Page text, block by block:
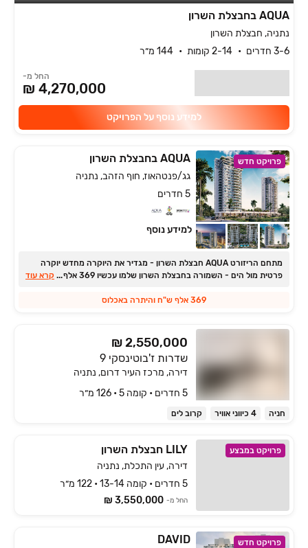
AQUA בחבצלת השרון
נתניה, חבצלת השרון
3-6 חדרים
2-14 קומות 144 מ״ר
החל מ-
4,270,000 ₪
למידע נוסף על הפרויקט
פרויקט חדש AQUA בחבצלת השרון
גג/פנטהאוז, חוף הזהב, נתניה
5 חדרים
למידע נוסף
מתחם הריזורט AQUA חבצלת השרון ‏- מגדיר את היוקרה מחדש יוקרה
פרטית מול הים ‏- השמורה בחבצלת השרון שלמו עכשיו 369 אלף ש"ח
... קרא עוד
369 אלף ש"ח והיתרה באכלוס
₪ 2,550,000
שדרות ז'בוטינסקי 9
דירה, מרכז העיר דרום, נתניה
5 חדרים • קומה ‎5‏ • 126 מ״ר
חניה 4 כיווני אוויר קרוב לים
פרויקט במבצע LILY חבצלת השרון
דירה, עין התכלת, נתניה
5 חדרים • קומה 13-14 • 122 מ״ר
החל מ- 3,550,000 ₪
פרויקט חדש DAVID